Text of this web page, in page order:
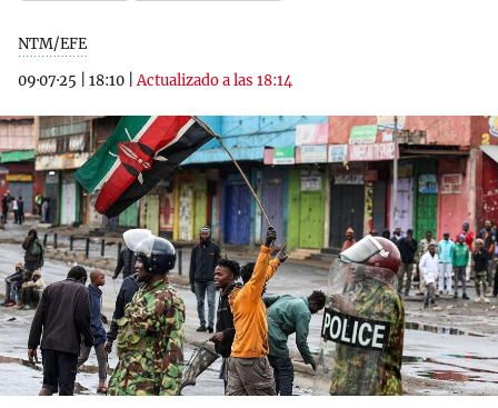
NTM/EFE
09·07·25
18:10 |Actualizado a las 18:14